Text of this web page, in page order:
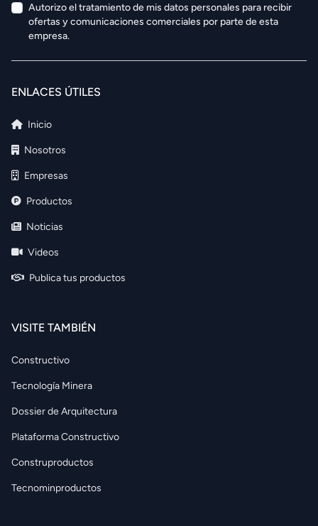
Autorizo el tratamiento de mis datos personales para recibir
ofertas y comunicaciones comerciales por parte de esta
empresa.
ENLACES ÚTILES
Inicio
Nosotros
Empresas
Productos
Noticias
Videos
Publica tus productos
VISITE TAMBIÉN
Constructivo
Tecnología Minera
Dossier de Arquitectura
Plataforma Constructivo
Construproductos
Tecnominproductos